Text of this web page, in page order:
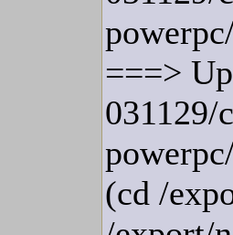
===>
031129/
(cd /